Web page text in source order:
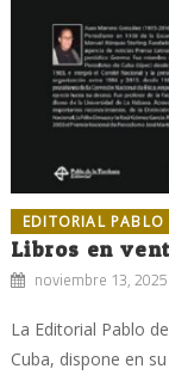
EDITORIAL PABLO
Libros en
noviembre 13, 2025
La Editorial Pablo
Cuba, dispone en